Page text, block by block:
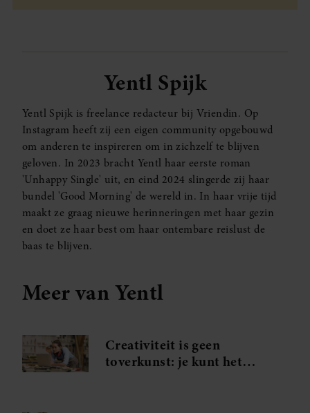
Yentl Spijk
Yentl Spijk is freelance redacteur bij Vriendin. Op
Instagram heeft zij een eigen community opgebouwd
om anderen te inspireren om in zichzelf te blijven
geloven. In 2023 bracht Yentl haar eerste roman
'Unhappy Single' uit, en eind 2024 slingerde zij haar
bundel 'Good Morning' de wereld in. In haar vrije tijd
maakt ze graag nieuwe herinneringen met haar gezin
en doet ze haar best om haar ontembare reislust de
baas te blijven.
Meer van Yentl
Creativiteit is geen
toverkunst: je kunt het